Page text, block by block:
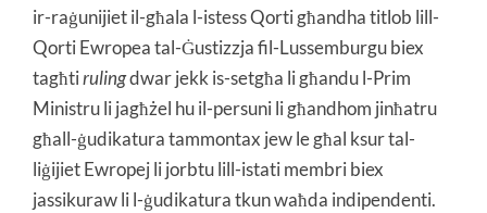
ir-raġunijiet il-għala l-istess Qorti għandha titlob lill-
Qorti Ewropea tal-Ġustizzja fil-Lussemburgu biex
tagħtirulingdwar jekk is-setgħa li għandu l-Prim
Ministru li jagħżel hu il-persuni li għandhom jinħatru
għall-ġudikatura tammontax jew le għal ksur tal-
liġijiet Ewropej li jorbtu lill-istati membri biex
jassikuraw li l-ġudikatura tkun waħda indipendenti.